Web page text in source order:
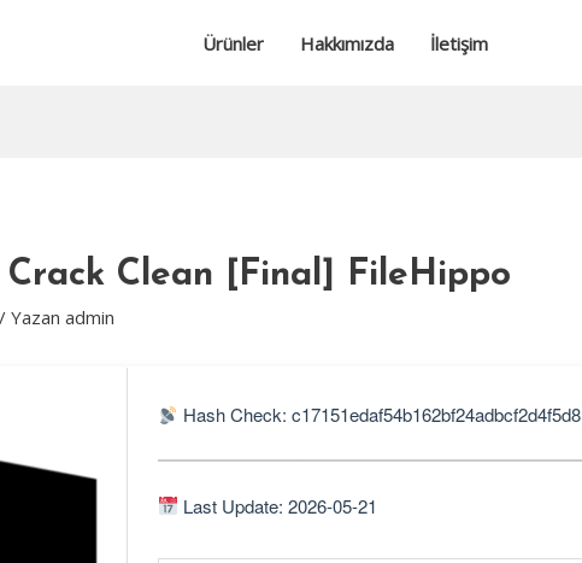
Ürünler Hakkımızda İletişim
Clean [Final] FileHippo
/ Yazan admin
Hash Check: c17151edaf54b162bf24adbcf2d4f5d8
Last Update: 2026-05-21